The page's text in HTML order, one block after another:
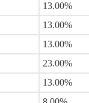
13.00%
13.00%
13.00%
23.00%
13.00%